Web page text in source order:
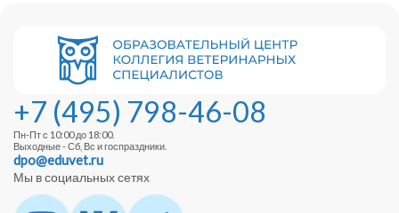
+7 (495) 798-46-08
Пн-Пт с 10:00 до 18:00.
Выходные - Сб, Вс и госпраздники.
dpo@eduvet.ru
Мы в социальных сетях